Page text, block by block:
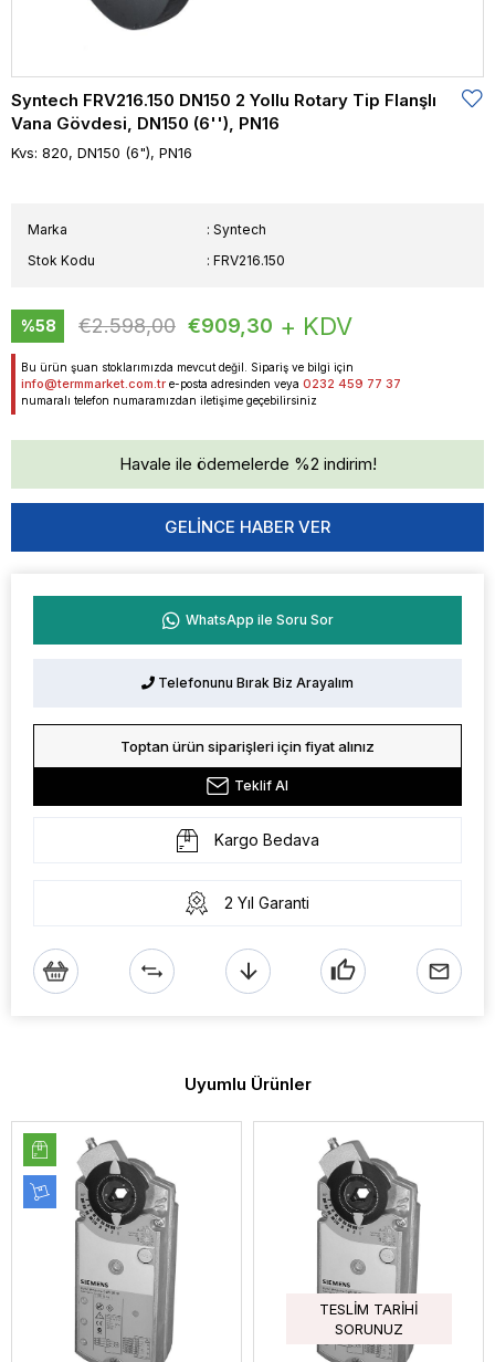
Syntech FRV216.150 DN150 2 Yollu Rotary Tip Flanşlı
Vana Gövdesi, DN150 (6''), PN16
Kvs: 820, DN150 (6"), PN16
Marka : Syntech
Stok Kodu
FRV216.150
%58
İndirim
€2.598,00 €909,30 + KDV
Bu ürün şuan stoklarımızda mevcut değil. Sipariş ve bilgi için
info@termmarket.com.tr e-posta adresinden veya 0232 459 77 37
numaralı telefon numaramızdan iletişime geçebilirsiniz
Havale ile ödemelerde %2 indirim!
GELINCE HABER VER
WhatsApp ile Soru Sor
Telefonunu Bırak Biz Arayalım
Toptan ürün siparişleri için fiyat alınız
Teklif Al
Kargo Bedava
2 Yıl Garanti
Uyumlu Ürünler
TESLIM TARIHI
SORUNUZ